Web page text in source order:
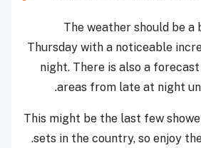
The weather should be
Thursday with a noticeable
night. There is also a
areas from late at night
This might be the last few
sets in the country, so enjoy